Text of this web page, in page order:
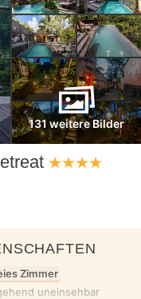
131 weitere Bilder
Zimmer
uneinsehbar